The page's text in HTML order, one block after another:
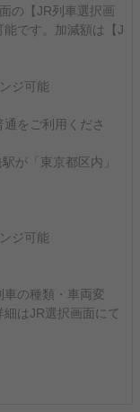
の【JR列車選択画
です。加減額は【J
ジ可能
をご利用くださ
が「東京都区内」
ジ可能
の種類・車両変
はJR選択画面にて